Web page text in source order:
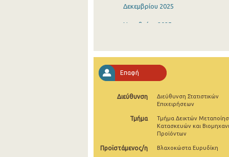
Δεκεμβρίου 2025
Νοεμβρίου 2025
Αυγούστου 2025
Ιουλίου 2025
Ιουνίου 2025
Μαΐου 2025
Απριλίου 2025
Επαφή
Διεύθυνση
Διεύθυνση Στατιστικών
Επιχειρήσεων
Τμήμα
Τμήμα Δεικτών
Κατασκευών και
Προϊόντων
Προϊστάμενος/η Βλαχοκώστα Ευρυδίκη